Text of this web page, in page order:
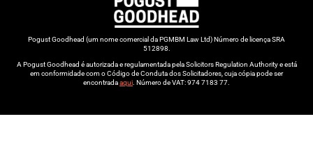
Pogust Goodhead (um nome comercial da PGMBM Law Ltd) Número de licença SRA
512898.
A Pogust Goodhead é autorizada e regulamentada pela Solicitors Regulation Authority e está
em conformidade com o Código de Conduta dos Solicitadores, cuja cópia pode ser
encontradaaqui . Número de VAT: 974 7183 77.